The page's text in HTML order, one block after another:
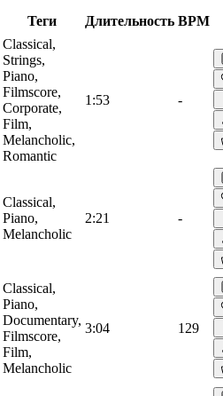
Теги Длительность BPM
Classical,
Strings,
Piano,
Filmscore,
Corporate,
Film,
Melancholic,
Romantic
1:53 -
Classical,
Piano,
Melancholic
2:21 -
Classical,
Piano,
Documentary,
Filmscore,
Film,
Melancholic
3:04 129